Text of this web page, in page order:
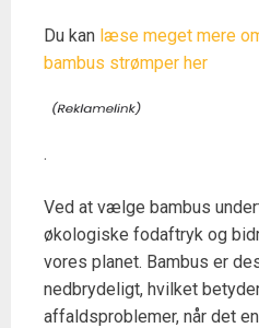
Du kan læse meget mere
bambus strømper her
.
Ved at vælge bambus
økologiske fodaftryk og
vores planet. Bambus er
nedbrydeligt, hvilket
affaldsproblemer, når det